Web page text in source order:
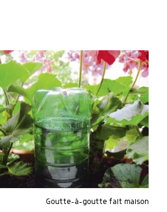
Goutte-à-goutte fait maison